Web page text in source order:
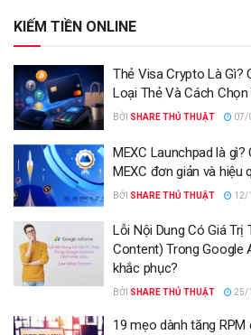
KIẾM TIỀN ONLINE
Thẻ Visa Crypto Là Gì?
Loại Thẻ Và Cách
BỞI SHARE THỦ THUẬT 07/
MEXC Launchpad là
MEXC đơn giản và hiệu
BỞI SHARE THỦ THUẬT 12/
Lỗi Nội Dung Có Giá Trị
Content) Trong Google
khắc phục?
BỞI SHARE THỦ THUẬT 25/
19 mẹo dành tăng